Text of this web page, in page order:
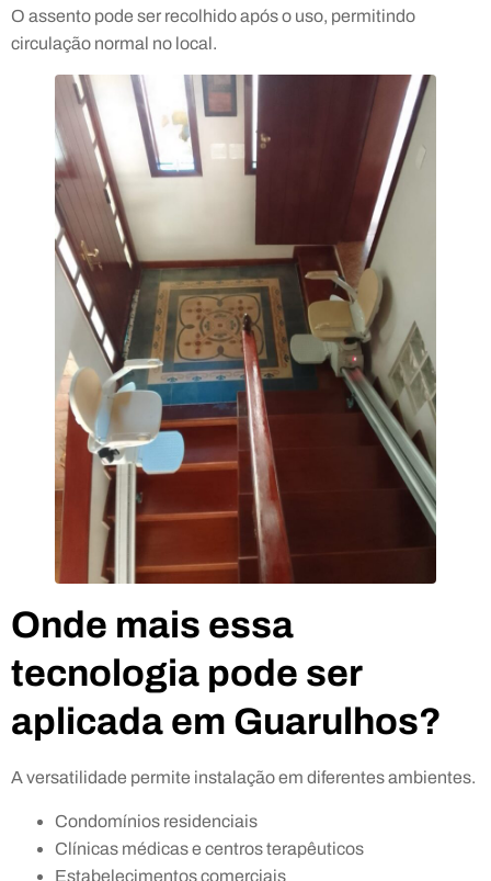
O assento pode ser recolhido após o uso, permitindo
circulação normal no local.
Onde mais essa
tecnologia pode ser
aplicada em Guarulhos?
A versatilidade permite instalação em diferentes ambientes.
Condomínios residenciais
Clínicas médicas e centros terapêuticos
Estabelecimentos comerciais